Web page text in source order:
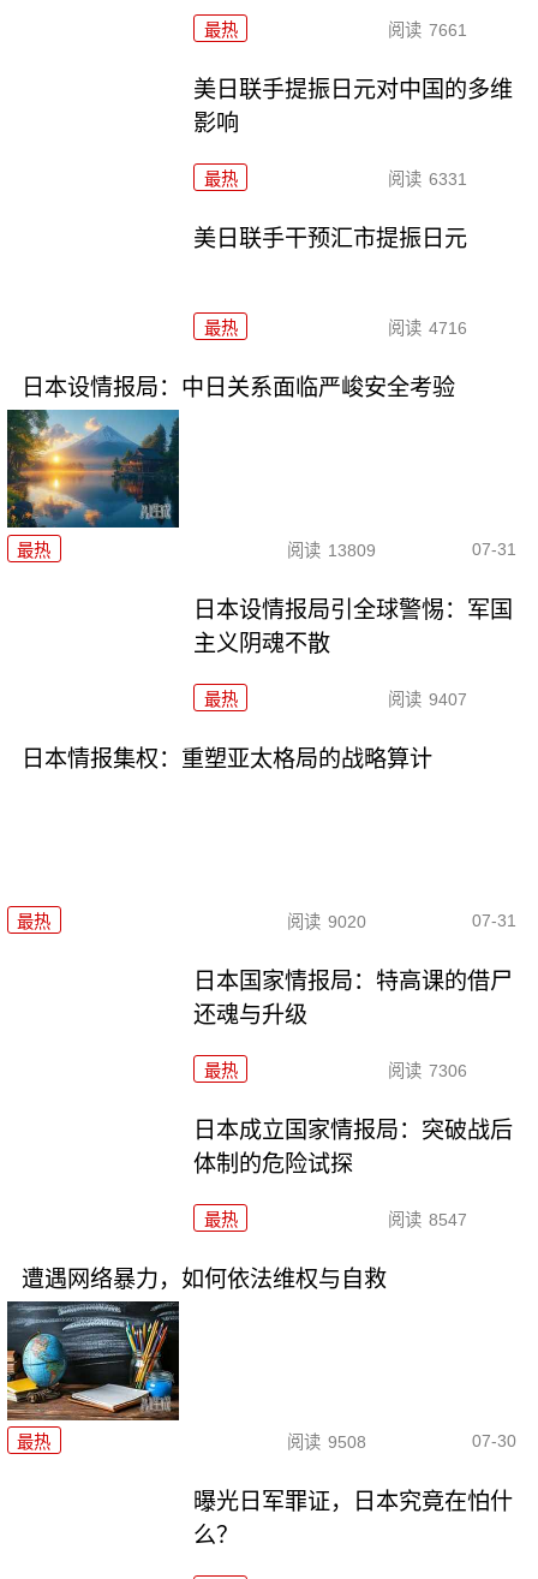
最热 阅读 7661
美日联手提振日元对中国的多维
影响
最热 阅读 6331
美日联手干预汇市提振日元
最热 阅读 4716
日本设情报局：中日关系面临严峻安全考验
最热 阅读 13809 07-31
日本设情报局引全球警惕：军国
主义阴魂不散
最热 阅读 9407
日本情报集权：重塑亚太格局的战略算计
最热 阅读 9020 07-31
日本国家情报局：特高课的借尸
还魂与升级
最热 阅读 7306
日本成立国家情报局：突破战后
体制的危险试探
最热 阅读 8547
遭遇网络暴力，如何依法维权与自救
最热 阅读 9508 07-30
曝光日军罪证，日本究竟在怕什
么？